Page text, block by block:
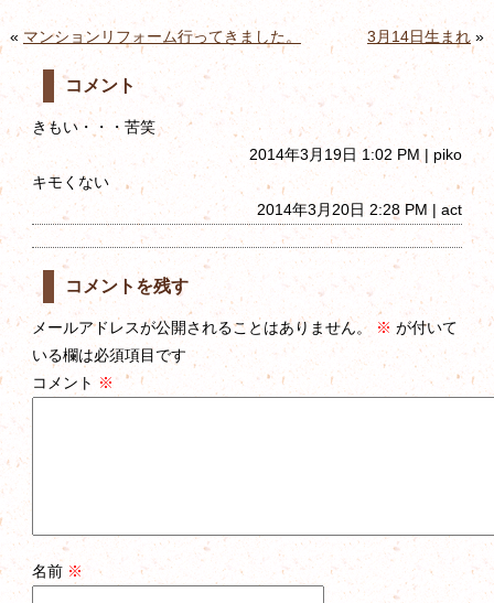
« マンションリフォーム行ってきました。 3月14日生まれ »
コメント
きもい・・・苦笑
2014年3月19日 1:02 PM | piko
キモくない
2014年3月20日 2:28 PM | act
コメントを残す
メールアドレスが公開されることはありません。 ※ が付いて
いる欄は必須項目です
コメント ※
名前 ※